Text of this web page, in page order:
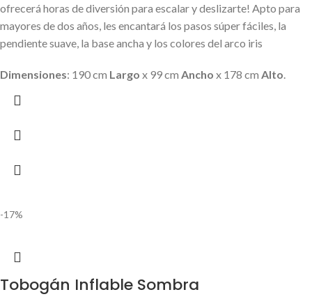
ofrecerá horas de diversión para escalar y deslizarte! Apto para
mayores de dos años, les encantará los pasos súper fáciles, la
pendiente suave, la base ancha y los colores del arco iris
Dimensiones: 190 cm Largo x 99 cm Ancho x 178 cm Alto
-17%
Tobogán Inflable Sombra